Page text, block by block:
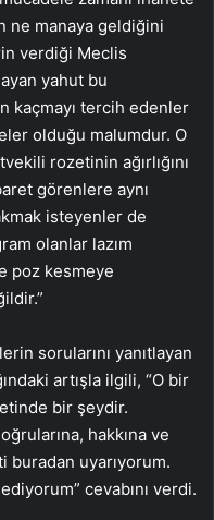
ne manaya geldiğini
verdiği Meclis
yahut bu
kaçmayı tercih edenler
olduğu malumdur. O
rozetinin ağırlığını
görenlere aynı
isteyenler de
olanlar lazım
poz kesmeye
sorularını yanıtlayan
artışla ilgili, “O bir
bir şeydir.
hakkına ve
buradan uyarıyorum.
cevabını verdi.